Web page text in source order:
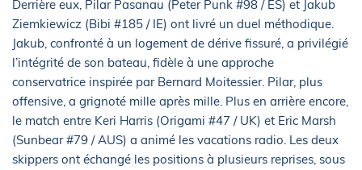
Derrière eux, Pilar Pasanau (Peter Punk #98 / ES) et Jakub
Ziemkiewicz (Bibi #185 / IE) ont livré un duel méthodique.
Jakub, confronté à un logement de dérive fissuré, a privilégié
l’intégrité de son bateau, fidèle à une approche
conservatrice inspirée par Bernard Moitessier. Pilar, plus
offensive, a grignoté mille après mille. Plus en arrière encore,
le match entre Keri Harris (Origami #47 / UK) et Eric Marsh
(Sunbear #79 / AUS) a animé les vacations radio. Les deux
skippers ont échangé les positions à plusieurs reprises, sous